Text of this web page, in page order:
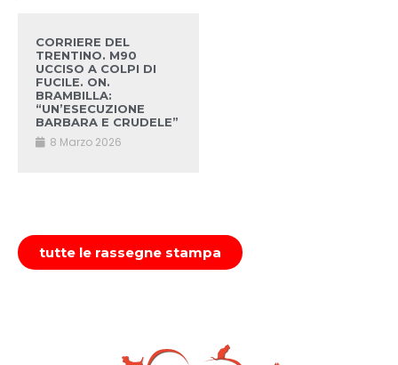
CORRIERE DEL
TRENTINO. M90
UCCISO A COLPI DI
FUCILE. ON.
BRAMBILLA:
“UN’ESECUZIONE
BARBARA E CRUDELE”
8 Marzo 2026
tutte le rassegne stampa